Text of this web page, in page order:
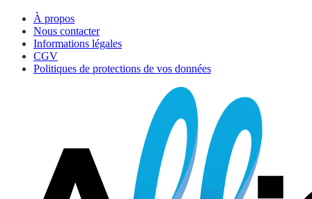
À propos
Nous contacter
Informations légales
CGV
Politiques de protections de vos données